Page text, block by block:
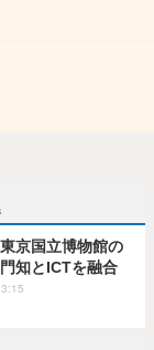
京国立博物館の
知とICTを融合